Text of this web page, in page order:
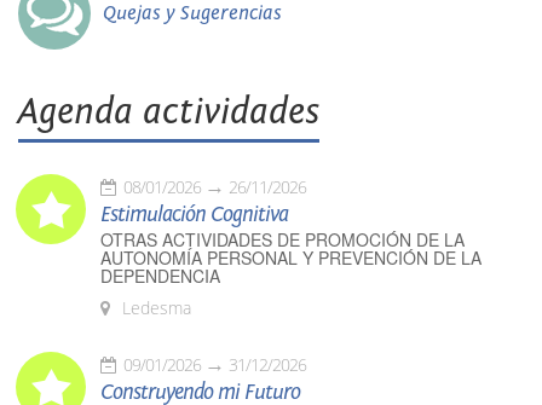
Quejas y Sugerencias
Agenda actividades
08/01/2026 26/11/2026
Estimulación Cognitiva
OTRAS ACTIVIDADES DE PROMOCIÓN DE LA
AUTONOMÍA PERSONAL Y PREVENCIÓN DE LA
DEPENDENCIA
Ledesma
09/01/2026 31/12/2026
Construyendo mi Futuro